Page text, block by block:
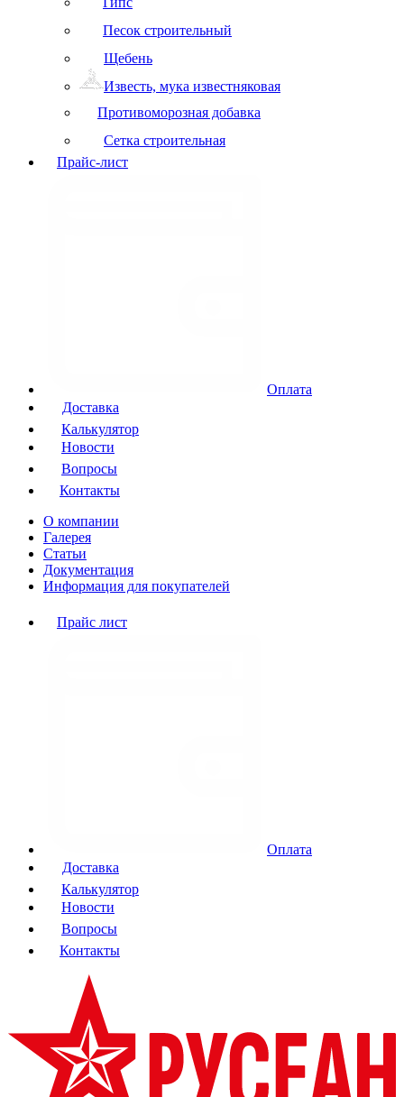
Песок строительный
Щебень
Известь, мука известняковая
Противоморозная добавка
Сетка строительная
Прайс-лист
Оплата
Доставка
Калькулятор
Новости
Вопросы
Контакты
О компании
Галерея
Статьи
Документация
Информация для покупателей
Прайс лист
Оплата
Доставка
Калькулятор
Новости
Вопросы
Контакты